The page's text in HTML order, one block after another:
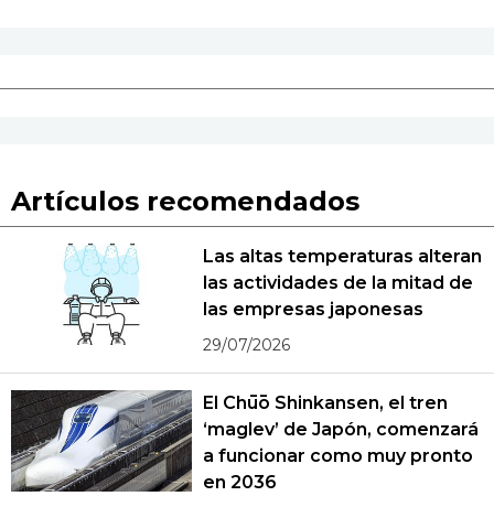
Artículos recomendados
Las altas temperaturas alteran
las actividades de la mitad de
las empresas japonesas
29/07/2026
El Chūō Shinkansen, el tren
‘maglev’ de Japón, comenzará
a funcionar como muy pronto
en 2036